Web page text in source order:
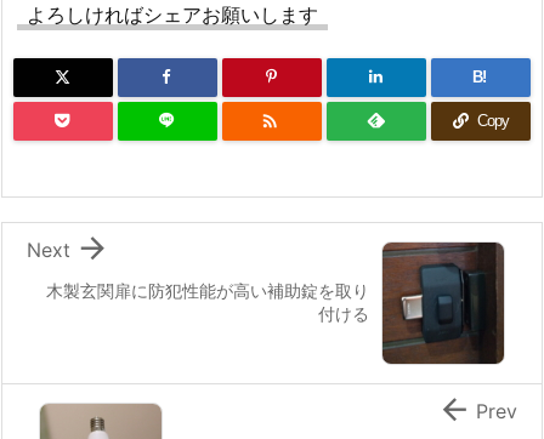
よろしければシェアお願いします
B!
 Copy
木製玄関扉に防犯性能が高い補助錠を取り
付ける

Next
 Prev